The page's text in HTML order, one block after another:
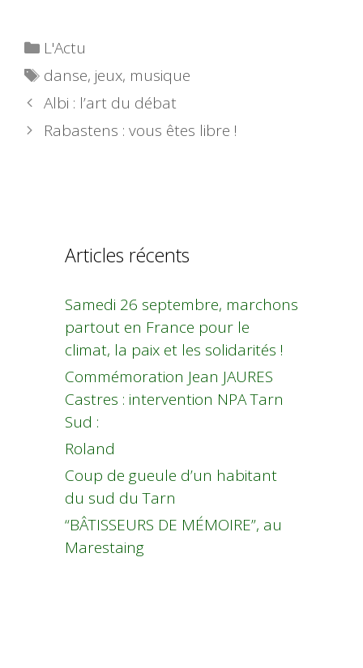
Catégories
L'Actu
Étiquettes
danse, jeux, musique
Albi : l’art du débat
Rabastens : vous êtes libre !
Articles récents
Samedi 26 septembre, marchons
partout en France pour le
climat, la paix et les solidarités !
Commémoration Jean JAURES
Castres : intervention NPA Tarn
Sud :
Roland
Coup de gueule d’un habitant
du sud du Tarn
“BÂTISSEURS DE MÉMOIRE”, au
Marestaing